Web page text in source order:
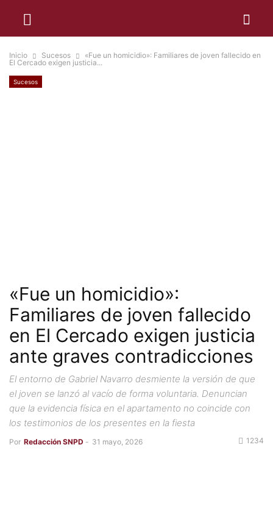
Inicio Sucesos
«Fue un homicidio»: Familiares de joven fallecido en
El Cercado exigen justicia...
Sucesos
«Fue un homicidio»:
Familiares de joven fallecido
en El Cercado exigen justicia
ante graves contradicciones
El entorno de Gabriel Navarro desmiente la versión de que
el joven se lanzó al vacío de forma voluntaria. Denuncian
que la evidencia física en el apartamento no coincide con
los testimonios de los presentes en la fiesta
Por Redacción SNPD - 31 mayo, 2026 1234